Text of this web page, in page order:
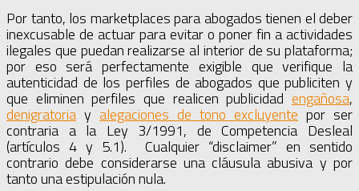
Por tanto, los marketplaces para abogados tienen el deber
inexcusable de actuar para evitar o poner fin a actividades
ilegales que puedan realizarse al interior de su plataforma;
por eso será perfectamente exigible que verifique la
autenticidad de los perfiles de abogados que publiciten y
que eliminen perfiles que realicen publicidad engañosa,
denigratoria y alegaciones de tono excluyente por ser
contraria a la Ley 3/1991, de Competencia Desleal
(artículos 4 y 5.1). Cualquier “disclaimer” en sentido
contrario debe considerarse una cláusula abusiva y por
tanto una estipulación nula.